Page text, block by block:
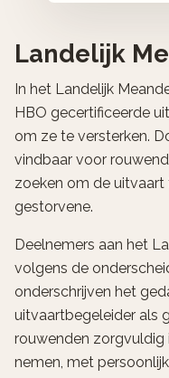
Landelijk
In het Landelijk
HBO gecertificeerde
om ze te versterken.
vindbaar voor
zoeken om de
gestorvene.
Deelnemers aan het
volgens de
onderschrijven het
uitvaartbegeleider als
rouwenden zorgvuldig
nemen, met